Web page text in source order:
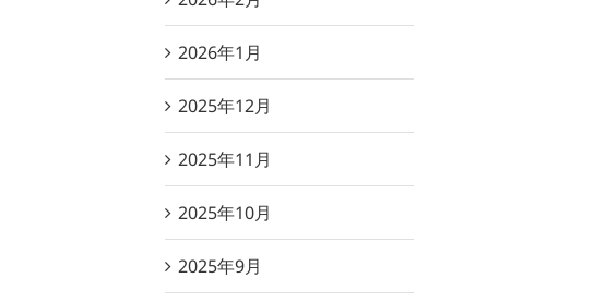
2026年1月
2025年12月
2025年11月
2025年10月
2025年9月